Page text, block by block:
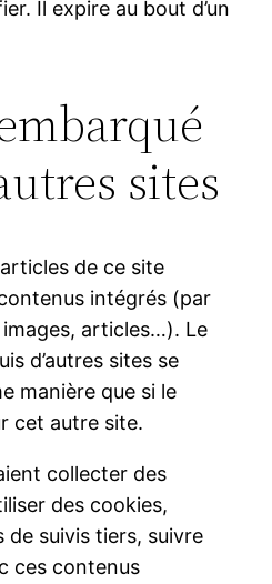
Il expire au bout d’un
sites
de ce site
intégrés (par
articles…). Le
d’autres sites se
manière que si le
cet autre site.
collecter des
des cookies,
de suivis tiers, suivre
ces contenus